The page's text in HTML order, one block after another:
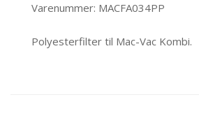
Varenummer: MACFA034PP
Polyesterfilter til Mac-Vac Kombi.